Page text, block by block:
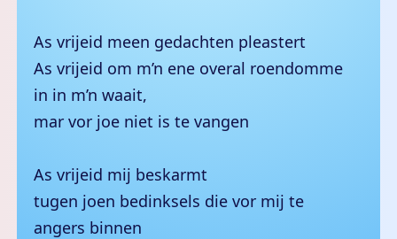
As vrijeid meen gedachten pleastert
As vrijeid om m’n ene overal roendomme
in in m’n waait,
mar vor joe niet is te vangen
As vrijeid mij beskarmt
tugen joen bedinksels die vor mij te
angers binnen